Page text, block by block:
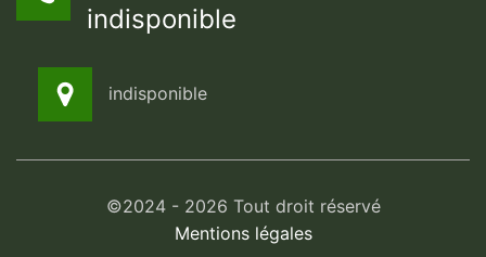
indisponible
indisponible
©2024 - 2026 Tout droit réservé
Mentions légales